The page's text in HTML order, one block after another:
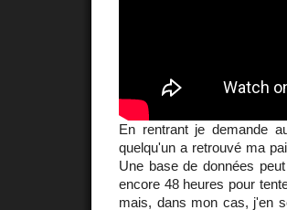
En rentrant je demande
quelqu'un a retrouvé ma
Une base de données
encore 48 heures pour
mais, dans mon cas, j'en